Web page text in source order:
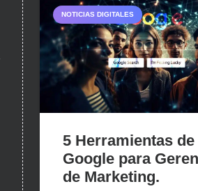
NOTICIAS DIGITALES
5 Herramientas de
Google para
de Marketing.